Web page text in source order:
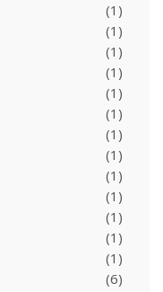
(1)
(1)
(1)
(1)
(1)
(1)
(1)
(1)
(1)
(1)
(1)
(1)
(1)
(6)